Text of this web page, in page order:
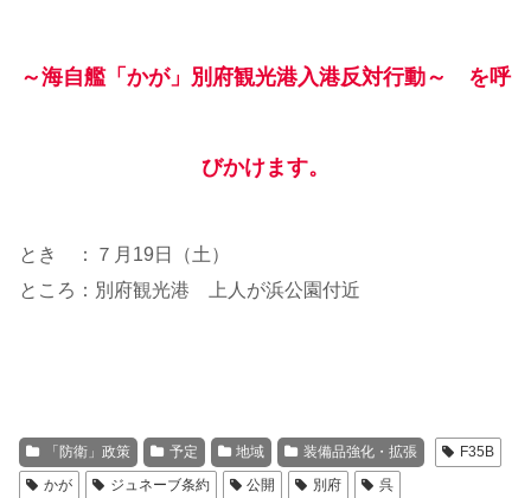
～海自艦「かが」別府観光港入港反対行動～ を呼
びかけます。
とき ：７月19日（土）
ところ：別府観光港 上人が浜公園付近
「防衛」政策 予定 地域 装備品強化・拡張
F35B
かが
ジュネーブ条約 公開 別府
呉